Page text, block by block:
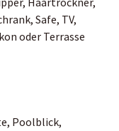
Safe, TV,
oder Terrasse
Poolblick,